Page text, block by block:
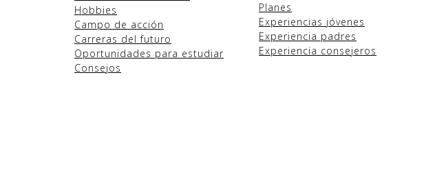
Hobbies
Campo de acción
Carreras del futuro
Oportunidades para estudiar
Consejos
Planes
Experiencias jóvenes
Experiencia padres
Experiencia consejeros